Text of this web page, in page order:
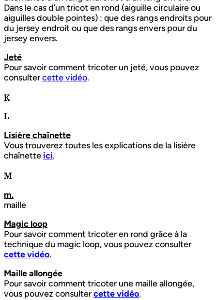
Dans le cas d’un tricot en rond (aiguille circulaire ou
aiguilles double pointes) : que des rangs endroits pour
du jersey endroit ou que des rangs envers pour du
jersey envers.
Jeté
Pour savoir comment tricoter un jeté, vous pouvez
consultercette vidéo.
K
L
Lisière chaînette
Vous trouverez toutes les explications de la lisière
chaînette ici.
M
m.
maille
Magic loop
Pour savoir comment tricoter en rond grâce à la
technique du magic loop, vous pouvez consulter
cette vidéo.
Maille allongée
Pour savoir comment tricoter une maille allongée,
vous pouvez consultercette vidéo.